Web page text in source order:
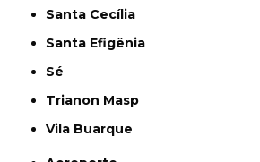
Santa Cecília
Santa Efigênia
Sé
Trianon Masp
Vila Buarque